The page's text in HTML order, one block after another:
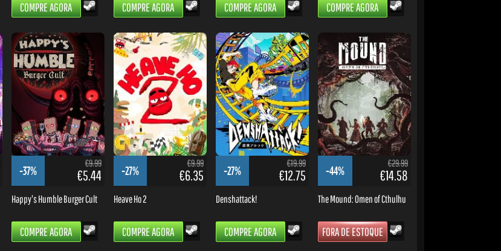
COMPRE AGORA COMPRE AGORA COMPRE AGORA COMPRE AGORA
-37%
€9.99
€5.44
Happy's Humble Burger Cult
COMPRE AGORA
-27%
€9.99
€6.35
Heave Ho 2
COMPRE AGORA
-27%
€19.99
€12.75
Denshattack!
COMPRE AGORA
-44%
€29.99
€14.58
The Mound: Omen of Cthulhu
FORA DE ESTOQUE